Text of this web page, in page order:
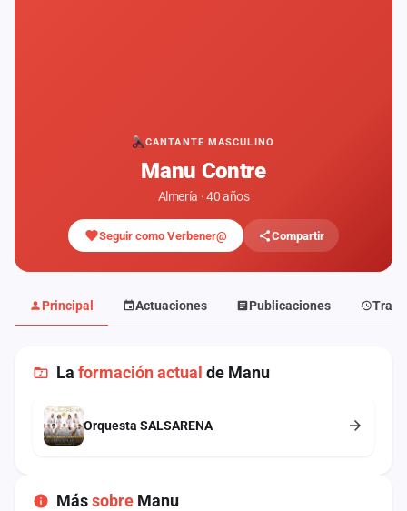
CANTANTE MASCULINO
Manu Contre
Almería · 40 años
Seguir como Verbener@ Compartir
Principal Actuaciones Publicaciones
La formación actual de Manu
Orquesta SALSARENA
Mássobre Manu
Rankings
Anuncios
sesión
Crear
cuenta
Contacto